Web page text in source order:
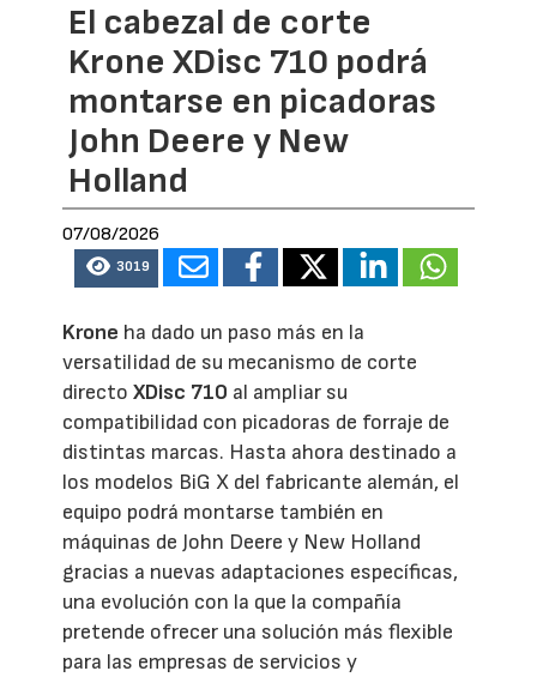
El cabezal de corte
Krone XDisc 710 podrá
montarse en picadoras
John Deere y New
Holland
07/08/2026
3019
Krone ha dado un paso más en la
versatilidad de su mecanismo de corte
directoXDisc 710 al ampliar su
compatibilidad con picadoras de forraje de
distintas marcas. Hasta ahora destinado a
los modelos BiG X del fabricante alemán, el
equipo podrá montarse también en
máquinas de John Deere y New Holland
gracias a nuevas adaptaciones específicas,
una evolución con la que la compañía
pretende ofrecer una solución más flexible
para las empresas de servicios y